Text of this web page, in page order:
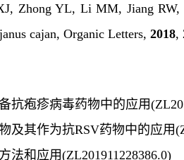
Zhong YL, Li MM, Jiang
cajan,Organic Letters, 2018,
抗疱疹病毒药物中的应用
及其作为抗RSV药物中的应用
法和应用(ZL201911228386.0)